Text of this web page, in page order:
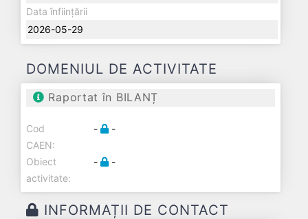
Data înființării
2026-05-29
DOMENIUL DE ACTIVITATE
Raportat în BILANȚ
Cod
CAEN:
- -
Obiect
activitate:
- -
INFORMAȚII DE CONTACT